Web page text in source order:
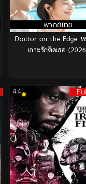
พากย์ไทย
Doctor on the Edge
เกาะรักติดเธอ
4.4